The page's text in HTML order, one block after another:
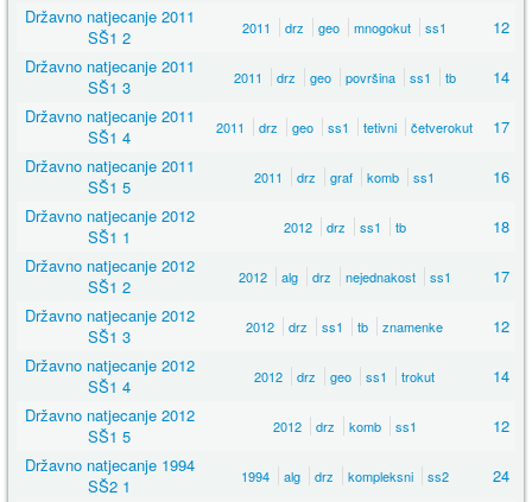
Državno natjecanje 2011
SŠ1 2
2011 drz geo mnogokut ss1
12
Državno natjecanje 2011
SŠ1 3
2011 drz geo površina ss1 tb
14
Državno natjecanje 2011
SŠ1 4
2011 drz geo ss1 tetivni četverokut
17
Državno natjecanje 2011
SŠ1 5
2011 drz graf komb ss1
16
Državno natjecanje 2012
SŠ1 1
2012 drz ss1 tb
18
Državno natjecanje 2012
SŠ1 2
2012 alg drz nejednakost ss1
17
Državno natjecanje 2012
SŠ1 3
2012 drz ss1 tb znamenke
12
Državno natjecanje 2012
SŠ1 4
2012 drz geo ss1 trokut
14
Državno natjecanje 2012
SŠ1 5
2012 drz komb ss1
12
Državno natjecanje 1994
SŠ2 1
1994 alg drz kompleksni ss2
24